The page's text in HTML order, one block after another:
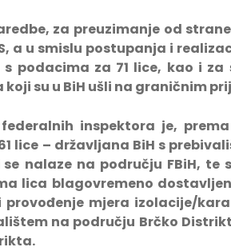
za preuzimanje od
a u smislu postupanja i
s podacima za 71 lice, kao i za
su u BiH ušli na graničnim
inspektora je,
lice – državljana BiH s
nalaze na području FBiH, te
lica blagovremeno
mjera izolacije/
na području Brčko